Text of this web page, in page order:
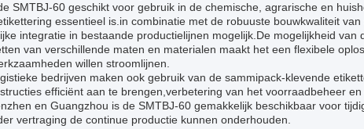
SMTBJ-60 geschikt voor gebruik in de chemische, agrarische en
essentieel is.in combinatie met de robuuste bouwkwaliteit
integratie in bestaande productielijnen mogelijk.De mogelijkheid
van verschillende maten en materialen maakt het een flexibele
willen stroomlijnen.
bedrijven maken ook gebruik van de sammipack-klevende
efficiënt aan te brengen,verbetering van het voorraadbeheer
en Guangzhou is de SMTBJ-60 gemakkelijk beschikbaar voor
vertraging de continue productie kunnen onderhouden.